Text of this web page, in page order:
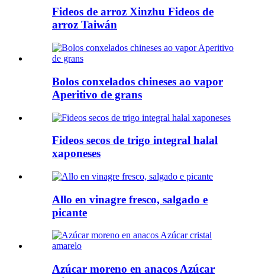
Fideos de arroz Xinzhu Fideos de
arroz Taiwán
Bolos conxelados chineses ao vapor
Aperitivo de grans
Fideos secos de trigo integral halal
xaponeses
Allo en vinagre fresco, salgado e
picante
Azúcar moreno en anacos Azúcar